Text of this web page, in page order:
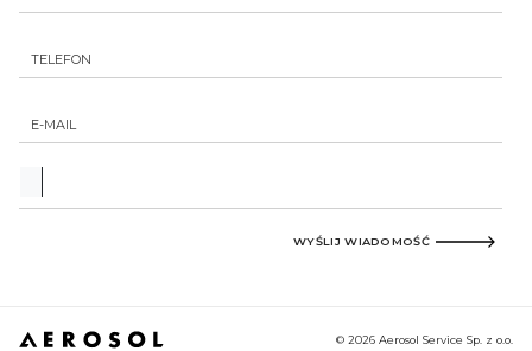
WYŚLIJ WIADOMOŚĆ
© 2026 Aerosol Service Sp. z o.o.